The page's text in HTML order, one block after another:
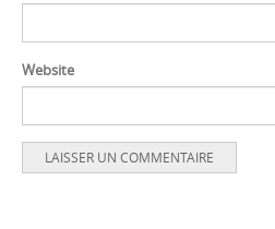
Website